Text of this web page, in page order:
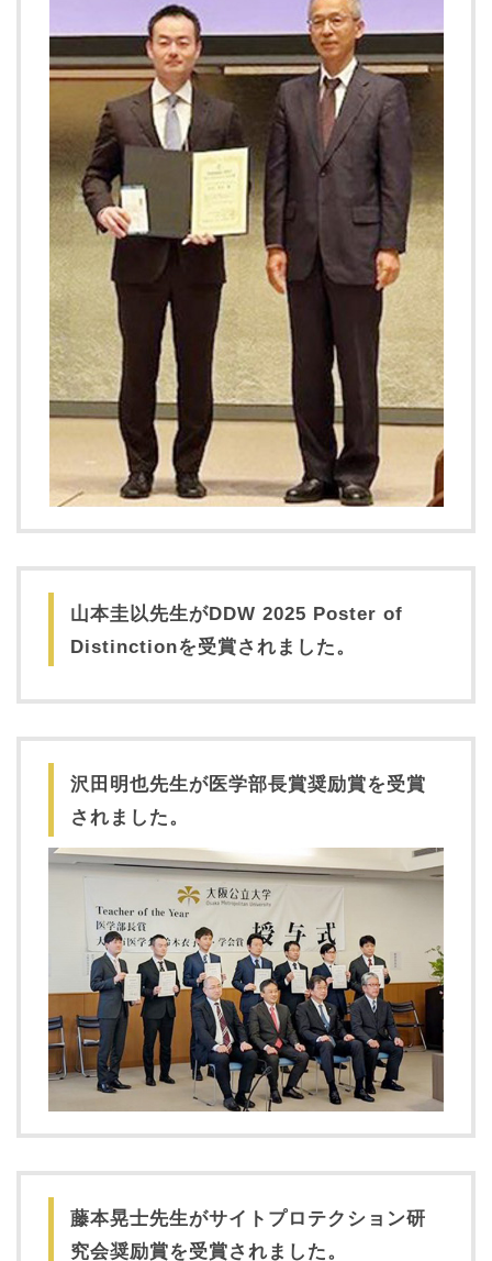
山本圭以先生がDDW 2025 Poster of
Distinctionを受賞されました。
沢田明也先生が医学部長賞奨励賞を受賞
されました。
藤本晃士先生がサイトプロテクション研
究会奨励賞を受賞されました。